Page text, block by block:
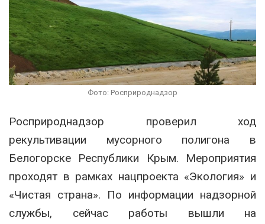
Фото: Росприроднадзор
Росприроднадзор проверил ход
рекультивации мусорного полигона в
Белогорске Республики Крым. Мероприятия
проходят в рамках нацпроекта «Экология» и
«Чистая страна». По информации надзорной
службы, сейчас работы вышли на